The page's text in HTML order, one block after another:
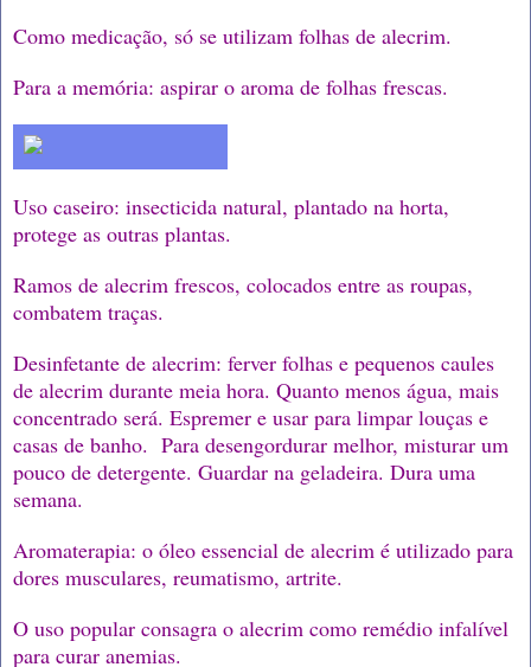
Como medicação, só se utilizam folhas de alecrim.
Para a memória: aspirar o aroma de folhas frescas.
Uso caseiro: insecticida natural, plantado na horta,
protege as outras plantas.
Ramos de alecrim frescos, colocados entre as roupas,
combatem traças.
Desinfetante de alecrim: ferver folhas e pequenos caules
de alecrim durante meia hora. Quanto menos água, mais
concentrado será. Espremer e usar para limpar louças e
casas de banho. Para desengordurar melhor, misturar um
pouco de detergente. Guardar na geladeira. Dura uma
semana.
Aromaterapia: o óleo essencial de alecrim é utilizado para
dores musculares, reumatismo, artrite.
O uso popular consagra o alecrim como remédio infalível
para curar anemias.